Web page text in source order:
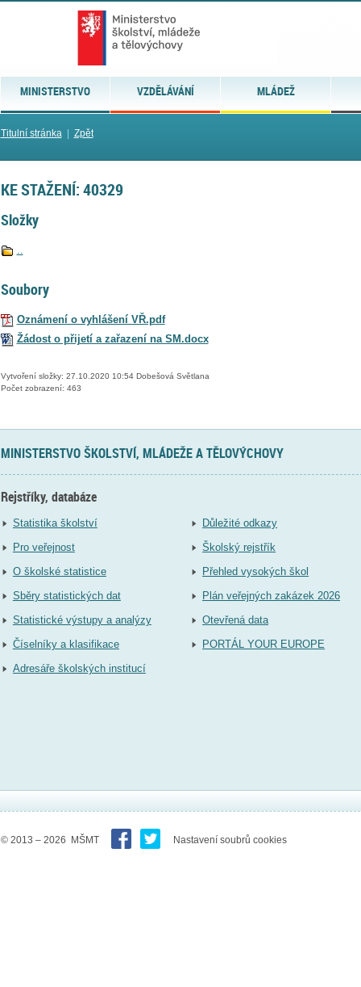
MINISTERSTVO VZDĚLÁVÁNÍ MLÁDEŽ
Titulní stránka| Zpět
KE STAŽENÍ: 40329
Složky
..
Soubory
Oznámení o vyhlášení VŘ.pdf
Žádost o přijetí a zařazení na SM.docx
Vytvoření složky: 27.10.2020 10:54 Dobešová Světlana
Počet zobrazení: 463
MINISTERSTVO ŠKOLSTVÍ, MLÁDEŽE A TĚLOVÝCHOVY
Rejstříky, databáze
Statistika školství
Pro veřejnost
O školské statistice
Sběry statistických dat
Statistické výstupy a analýzy
Číselníky a klasifikace
Adresáře školských institucí
Důležité odkazy
Školský rejstřík
Přehled vysokých škol
Plán veřejných zakázek 2026
Otevřená data
PORTÁL YOUR EUROPE
© 2013 – 2026 MŠMT Nastavení soubrů cookies